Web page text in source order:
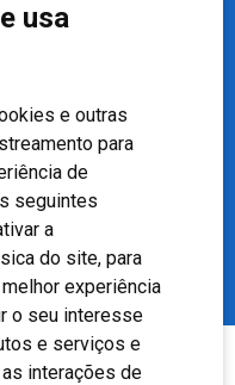
usa
e outras
para
de
seguintes
a
do site, para
experiência
o seu interesse
e serviços e
interações de
Porto Alegre – RS,
Nasi - CREMERS 11217
Empresa (CRM-RS): 425